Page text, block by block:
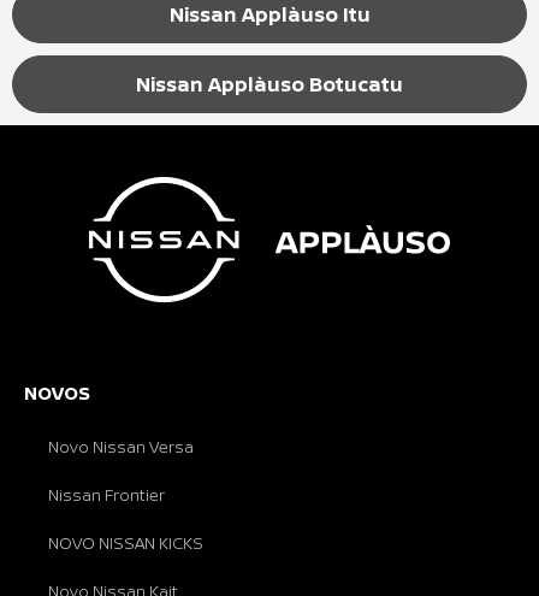
Nissan Applàuso Itu
Nissan Applàuso Botucatu
NOVOS
Novo Nissan Versa
Nissan Frontier
NOVO NISSAN KICKS
Novo Nissan Kait